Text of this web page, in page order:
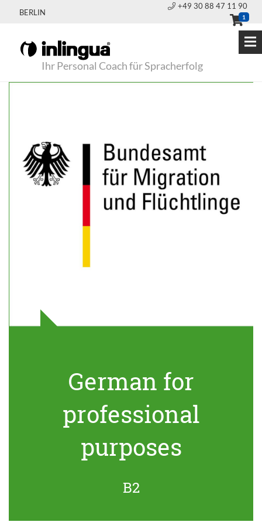
BERLIN
+49 30 88 47 11 90
1
Ihr Personal Coach für Spracherfolg
German for
professional
purposes
B2